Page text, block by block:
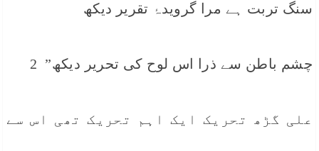
سنگ تربت ہے مرا گرویدۂ تقریر دیکھ
چشم باطن سے ذرا اس لوح کی تحریر دیکھ” 2
علی گڑھ تحریک ایک اہم تحریک تھی اس سے